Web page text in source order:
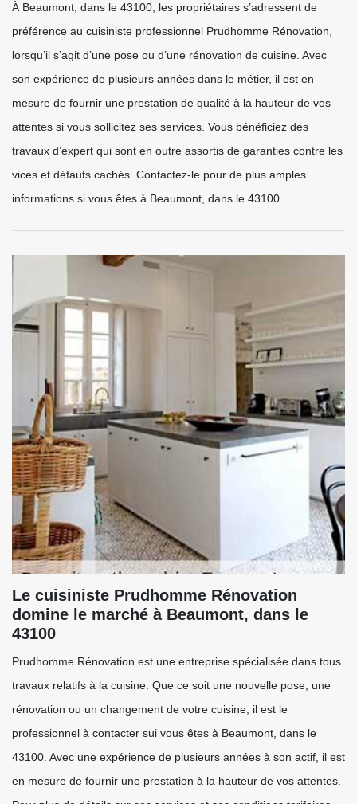
À Beaumont, dans le 43100, les propriétaires s’adressent de
préférence au cuisiniste professionnel Prudhomme Rénovation,
lorsqu’il s’agit d’une pose ou d’une rénovation de cuisine. Avec
son expérience de plusieurs années dans le métier, il est en
mesure de fournir une prestation de qualité à la hauteur de vos
attentes si vous sollicitez ses services. Vous bénéficiez des
travaux d’expert qui sont en outre assortis de garanties contre les
vices et défauts cachés. Contactez-le pour de plus amples
informations si vous êtes à Beaumont, dans le 43100.
Le cuisiniste Prudhomme Rénovation
domine le marché à Beaumont, dans le
43100
Prudhomme Rénovation est une entreprise spécialisée dans tous
travaux relatifs à la cuisine. Que ce soit une nouvelle pose, une
rénovation ou un changement de votre cuisine, il est le
professionnel à contacter sui vous êtes à Beaumont, dans le
43100. Avec une expérience de plusieurs années à son actif, il est
en mesure de fournir une prestation à la hauteur de vos attentes.